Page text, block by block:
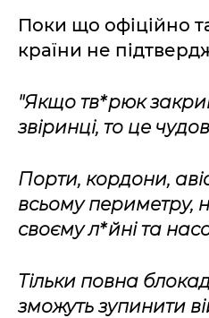
Поки що офіційно
країни не
"Якщо тв*рюк
звіринці, то це
Порти, кордони,
всьому периметру,
своєму л*йні та
Тільки повна
зможуть зупинити